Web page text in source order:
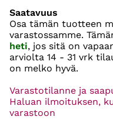
Saatavuus
Osa tämän tuotteen
varastossamme.
heti, jos sitä on
arviolta 14 - 31 vrk
on melko hyvä.
Varastotilanne ja
Haluan ilmoituksen,
varastoon